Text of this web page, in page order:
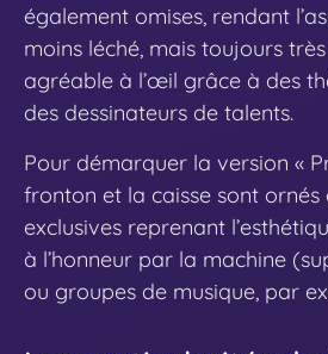
également omises, rendant
moins léché, mais toujours
agréable à l’œil grâce à des
des dessinateurs de talents.
Pour démarquer la version «
fronton et la caisse sont ornés
exclusives reprenant
à l’honneur par la machine
ou groupes de musique, par